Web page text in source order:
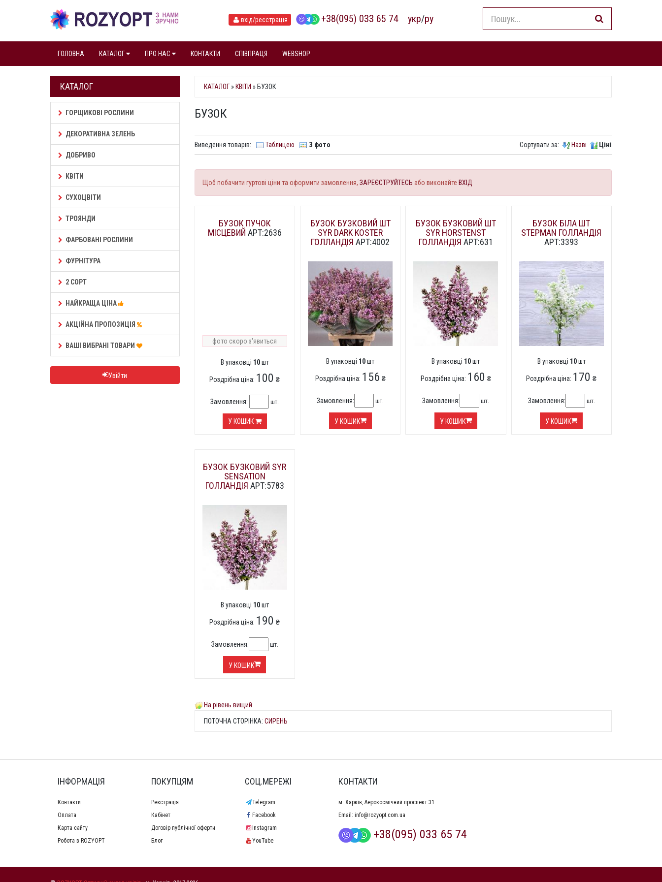
вхід/реєстрація +38(095) 033 65 74 укр/ру
ГОЛОВНА КАТАЛОГ ПРО НАС КОНТАКТИ СПІВПРАЦЯ WEBSHOP
КАТАЛОГ
ГОРЩИКОВІ РОСЛИНИ
ДЕКОРАТИВНА ЗЕЛЕНЬ
ДОБРИВО
КВІТИ
СУХОЦВІТИ
ТРОЯНДИ
ФАРБОВАНІ РОСЛИНИ
ФУРНІТУРА
2 СОРТ
НАЙКРАЩА ЦІНА
АКЦІЙНА ПРОПОЗИЦІЯ
ВАШІ ВИБРАНІ ТОВАРИ
Увійти
КАТАЛОГ» КВІТИ » БУЗОК
БУЗОК
Виведення товарів: Таблицею З фото Сортувати за: Назві Ціні
Щоб побачити гуртові ціни та оформити замовлення, ЗАРЕЄСТРУЙТЕСЬ або виконайте ВХІД
БУЗОК ПУЧОК
МІСЦЕВИЙ АРТ:2636
фото скоро з'явиться
В упаковці 10шт
Роздрібна ціна: 100 ₴
Замовлення: шт.
У КОШИК
БУЗОК БУЗКОВИЙ ШТ
SYR DARK KOSTER
ГОЛЛАНДІЯ АРТ:4002
В упаковці 10шт
Роздрібна ціна: 156 ₴
Замовлення: шт.
У КОШИК
БУЗОК БУЗКОВИЙ ШТ
SYR HORSTENST
ГОЛЛАНДІЯ АРТ:631
В упаковці 10шт
Роздрібна ціна: 160 ₴
Замовлення: шт.
У КОШИК
БУЗОК БІЛА ШТ
STEPMAN ГОЛЛАНДІЯ
АРТ:3393
В упаковці 10шт
Роздрібна ціна: 170 ₴
Замовлення: шт.
У КОШИК
БУЗОК БУЗКОВИЙ SYR
SENSATION
ГОЛЛАНДІЯ АРТ:5783
В упаковці 10шт
Роздрібна ціна: 190 ₴
Замовлення: шт.
У КОШИК
На рівень вищий
ПОТОЧНА СТОРІНКА: СИРЕНЬ
ІНФОРМАЦІЯ
Контакти
Оплата
Карта сайту
Робота в ROZYOPT
ПОКУПЦЯМ
Реєстрація
Кабінет
Договір публічної оферти
Блог
СОЦ.МЕРЕЖІ
Telegram
Facebook
Instagram
YouTube
КОНТАКТИ
м. Харків, Аерокосмічний проспект 31
Email: info@rozyopt.com.ua
+38(095) 033 65 74